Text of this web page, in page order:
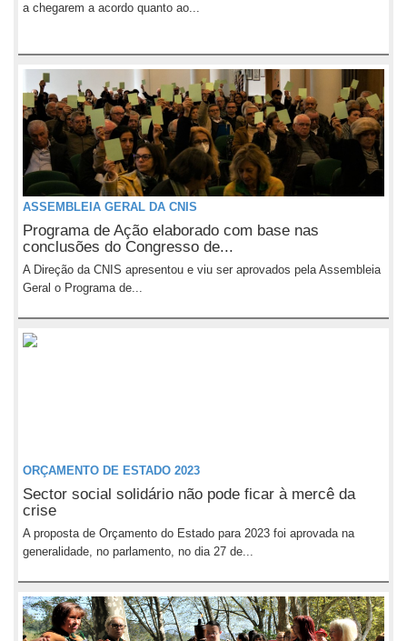
a chegarem a acordo quanto ao...
ASSEMBLEIA GERAL DA CNIS
Programa de Ação elaborado com base nas
conclusões do Congresso de...
A Direção da CNIS apresentou e viu ser aprovados pela Assembleia
Geral o Programa de...
ORÇAMENTO DE ESTADO 2023
Sector social solidário não pode ficar à mercê da
crise
A proposta de Orçamento do Estado para 2023 foi aprovada na
generalidade, no parlamento, no dia 27 de...